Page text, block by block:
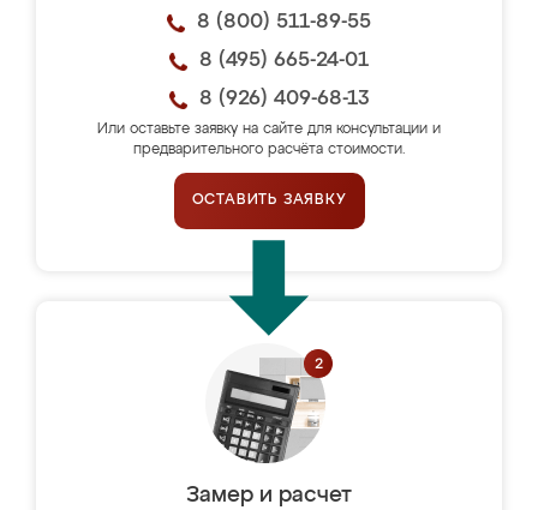
8 (800) 511-89-55
8 (495) 665-24-01
8 (926) 409-68-13
Или оставьте заявку на сайте для консультации и
предварительного расчёта стоимости.
ОСТАВИТЬ ЗАЯВКУ
Замер и расчет